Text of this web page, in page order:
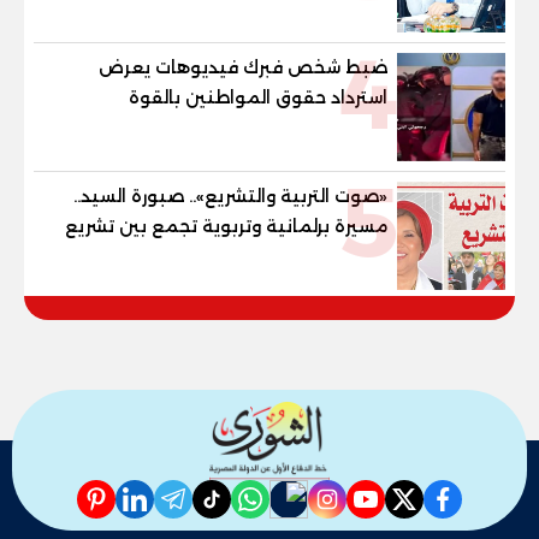
4
ضبط شخص فبرك فيديوهات يعرض
استرداد حقوق المواطنين بالقوة
5
«صوت التربية والتشريع».. صبورة السيد..
مسيرة برلمانية وتربوية تجمع بين تشريع
القوانين وصناعة الأجيال لبناء الإنسان
facebook
twitter
youtube
instagram
nabd
whatsapp
tiktok
telegram
linkedin
pinterest